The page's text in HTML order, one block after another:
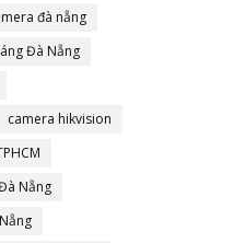
đà nẵng
Đà Nẵng
camera hikvision
Nẵng